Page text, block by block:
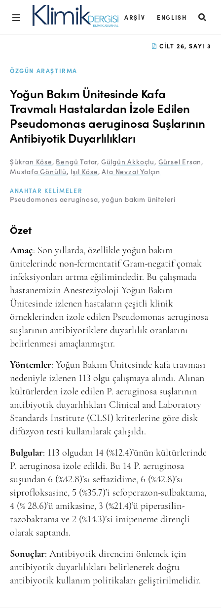
ARŞIV ENGLISH
Arşiv
Açık Erişim İlkesi
Yayın Kurulu
Etik İlkeler
Editoryal Süreç
Yazarlara Bilgi
Online Makale Gönderimi
Telif Hakları
İletişim
FACEBOOK TWITTER YOUTUBE
CILT 26, SAYI 3
ÖZGÜN ARAŞTIRMA
Yoğun Bakım Ünitesinde Kafa
Travmalı Hastalardan İzole Edilen
Pseudomonas aeruginosa Suşlarının
Antibiyotik Duyarlılıkları
Şükran Köse, Bengü Tatar, Gülgün Akkoçlu, Gürsel Ersan,
Mustafa Gönüllü, Işıl Köse,Ata Nevzat Yalçın
ANAHTAR KELIMELER
Pseudomonas aeruginosa yoğun bakım üniteleri
Özet
Amaç: Son yıllarda, özellikle yoğun bakım
ünitelerinde non-fermentatif Gram-negatif çomak
infeksiyonları artma eğilimindedir. Bu çalışmada
hastanemizin Anesteziyoloji Yoğun Bakım
Ünitesinde izlenen hastaların çeşitli klinik
örneklerinden izole edilen Pseudomonas aeruginosa
suşlarının antibiyotiklere duyarlılık oranlarını
belirlenmesi amaçlanmıştır.
Yöntemler: Yoğun Bakım Ünitesinde kafa travması
nedeniyle izlenen 113 olgu çalışmaya alındı. Alınan
kültürlerden izole edilen P. aeruginosa suşlarının
antibiyotik duyarlılıkları Clinical and Laboratory
Standards Institute (CLSI) kriterlerine göre disk
difüzyon testi kullanılarak çalışıldı.
Bulgular: 113 olgudan 14 (%12.4)’ünün kültürlerinde
P. aeruginosa izole edildi. Bu 14 P. aeruginosa
suşundan 6 (%42.8)’sı seftazidime, 6 (%42.8)’sı
siprofloksasine, 5 (%35.7)’i sefoperazon-sulbaktama,
4 (% 28.6)’ü amikasine, 3 (%21.4)’ü piperasilin-
tazobaktama ve 2 (%14.3)’si imipeneme dirençli
olarak saptandı.
Sonuçlar: Antibiyotik direncini önlemek için
antibiyotik duyarlılıkları belirlenerek doğru
antibiyotik kullanım politikaları geliştirilmelidir.